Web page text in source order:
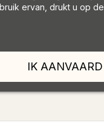
ervan, drukt u op de
IK AANVAARD